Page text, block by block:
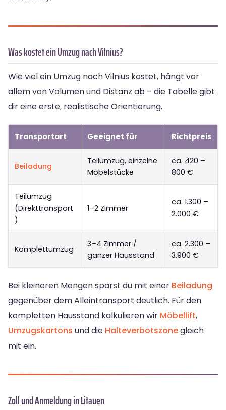
Was kostet ein Umzug nach Vilnius?
Wie viel ein Umzug nach Vilnius kostet, hängt vor
allem von Volumen und Distanz ab – die Tabelle gibt
dir eine erste, realistische Orientierung.
Transportart Geeignet für Richtpreis
Beiladung
Teilumzug, einzelne
Möbelstücke
ca. 420 –
800 €
Teilumzug
(Direkttransport
)
1–2 Zimmer
ca. 1.300 –
2.000 €
Komplettumzug
3–4 Zimmer /
ganzer Hausstand
ca. 2.300 –
3.900 €
Bei kleineren Mengen sparst du mit einer Beiladung
gegenüber dem Alleintransport deutlich. Für den
kompletten Hausstand kalkulieren wir Möbellift,
Umzugskartons und die Halteverbotszonegleich
mit ein.
Zoll und Anmeldung in Litauen